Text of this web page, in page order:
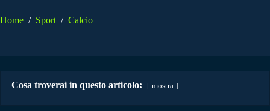
Home / Sport / Calcio
Cosa troverai in questo articolo: mostra